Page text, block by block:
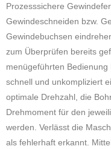
Prozesssichere
Gewindeschneiden bzw.
Gewindebuchsen
zum Überprüfen bereits
menügeführten
schnell und unkompliziert
optimale Drehzahl, die
Drehmoment für den
werden. Verlässt die
als fehlerhaft erkannt.